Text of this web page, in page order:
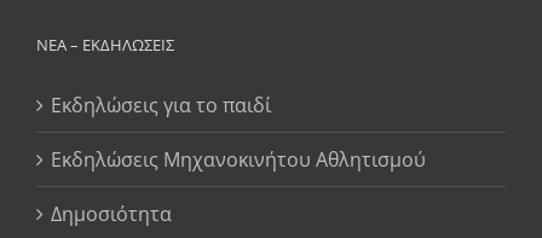
ΝΈΑ – ΕΚΔΗΛΏΣΕΙΣ
Εκδηλώσεις για το παιδί
Εκδηλώσεις Μηχανοκινήτου Αθλητισμού
Δημοσιότητα